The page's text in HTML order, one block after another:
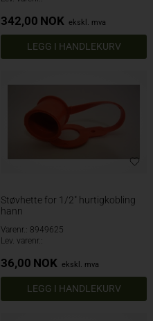
342,00 NOK ekskl. mva
Støvhette for 1/2" hurtigkobling
hann
Varenr.: 8949625
Lev. varenr.:
36,00 NOK ekskl. mva